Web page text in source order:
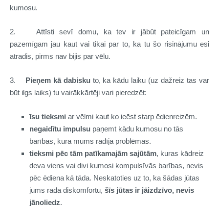
kumosu.
2. Attīsti sevī domu, ka tev ir jābūt pateicīgam un
pazemīgam jau kaut vai tikai par to, ka tu šo risinājumu esi
atradis, pirms nav bijis par vēlu.
3. Pieņem kā dabisku to, ka kādu laiku (uz dažreiz tas var
būt ilgs laiks) tu vairākkārtēji vari pieredzēt:
īsu tieksmi ar vēlmi kaut ko ieēst starp ēdienreizēm.
negaidītu impulsu paņemt kādu kumosu no tās
barības, kura mums radīja problēmas.
tieksmi pēc tām patīkamajām sajūtām, kuras kādreiz
deva viens vai divi kumosi kompulsīvās barības, nevis
pēc ēdiena kā tāda. Neskatoties uz to, ka šādas jūtas
jums rada diskomfortu, šīs jūtas ir jāizdzīvo, nevis
jānoliedz.